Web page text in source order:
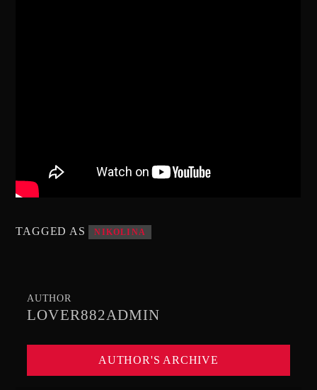
TAGGED AS NIKOLINA
AUTHOR
LOVER882ADMIN
AUTHOR'S ARCHIVE